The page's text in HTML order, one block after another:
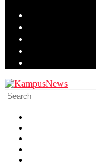
KampusNews
Kampus
News